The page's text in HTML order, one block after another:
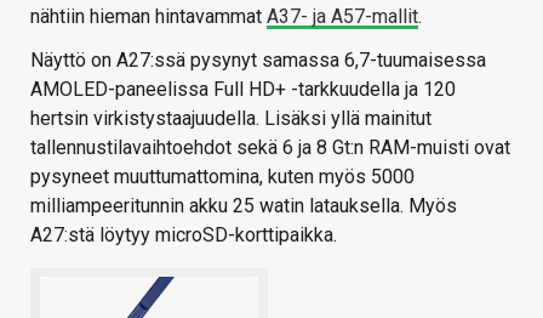
nähtiin hieman hintavammat A37- ja A57-mallit.
Näyttö on A27:ssä pysynyt samassa 6,7-tuumaisessa
AMOLED-paneelissa Full HD+ -tarkkuudella ja 120
hertsin virkistystaajuudella. Lisäksi yllä mainitut
tallennustilavaihtoehdot sekä 6 ja 8 Gt:n RAM-muisti ovat
pysyneet muuttumattomina, kuten myös 5000
milliampeeritunnin akku 25 watin latauksella. Myös
A27:stä löytyy microSD-korttipaikka.